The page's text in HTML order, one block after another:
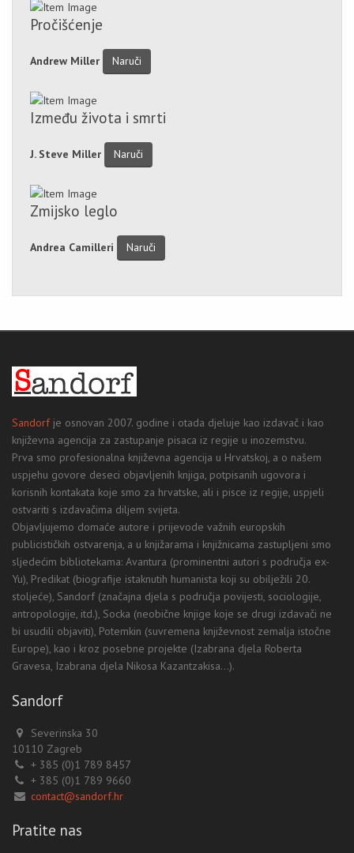
Pročišćenje
Andrew Miller Naruči
Između života i smrti
J. Steve Miller Naruči
Zmijsko leglo
Andrea Camilleri Naruči
Sandorfje osnovan 2007. godine i otada djeluje kao izdavač i kao
književna agencija za zastupanje pisaca iz regije u inozemstvu.
Prva smo profesionalna književna agencija u Hrvatskoj, a o našem
uspjehu govore deseci objavljenih knjiga, potpisanih ugovora i
korisnih kontakata koje smo za hrvatske, ali i pisce iz regije, uspjeli
ostvariti s izdavačima diljem svijeta.
Objavljujemo domaće autore i prijevode važnih europskih
publicističkih ostvarenja, a u knjižarama i knjižnicama zastupljeni smo
sljedećim bibliotekama: Avantura (prominentni autori s područja ex-
Yu), Predikat (biografije istaknutih humanista koji su obilježili 20.
stoljeće), Sandorf (značajna djela s područja povijesti, sociologije,
antropologije, itd.), Socka (neobične knjige koje se drugi izdavači ne
bi usudili objaviti), Potemkin (suvremena književnost zemalja istočne
Europe), kao i kroz posebne projekte (Izabrana djela Roberta
Gravesa, Izabrana djela Nikosa Kazantzakisa...).
Sandorf
Severinska 30
10110 Zagreb
+ 385 (0)1 789 8457
+ 385 (0)1 789 9660
contact@sandorf.hr
Pratite nas